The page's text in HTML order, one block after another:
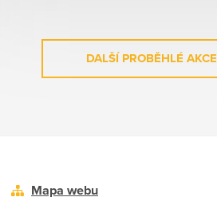
DALŠÍ PROBĚHLÉ AKCE
Mapa webu